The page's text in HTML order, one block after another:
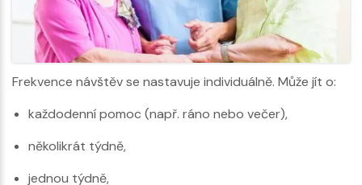
Frekvence návštěv se nastavuje individuálně. Může jít o:
každodenní pomoc (např. ráno nebo večer),
několikrát týdně,
jednou týdně,